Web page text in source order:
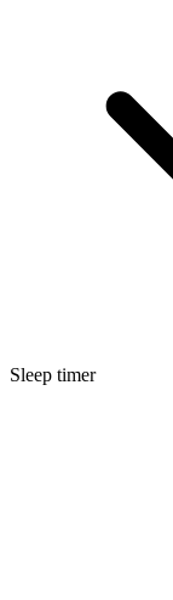
Sleep timer